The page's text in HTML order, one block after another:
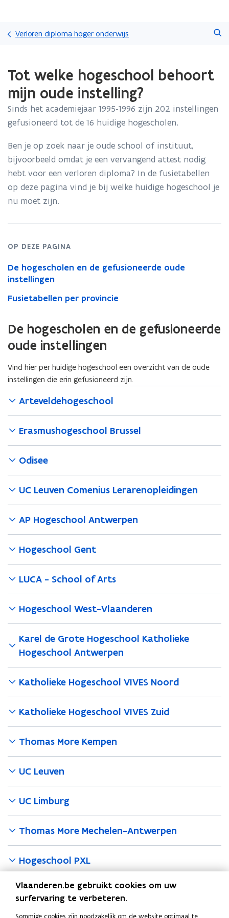
en
naar
gaan
Verloren diploma hoger onderwijs
met
laden.
bevindt
zich
op:
welke
hogeschool
behoort
mijn
oude
instelling?
Tot welke hogeschool behoort
mijn oude instelling?
Sinds het academiejaar 1995-1996 zijn 202 instellingen
gefusioneerd tot de 16 huidige hogescholen.
Ben je op zoek naar je oude school of instituut,
bijvoorbeeld omdat je een vervangend attest nodig
hebt voor een verloren diploma? In de fusietabellen
op deze pagina vind je bij welke huidige hogeschool je
nu moet zijn.
OP DEZE PAGINA
De hogescholen en de gefusioneerde oude
instellingen
Fusietabellen per provincie
De hogescholen en de gefusioneerde
oude instellingen
Vind hier per huidige hogeschool een overzicht van de oude
instellingen die erin gefusioneerd zijn.
Arteveldehogeschool
Erasmushogeschool Brussel
Odisee
UC Leuven Comenius Lerarenopleidingen
AP Hogeschool Antwerpen
Hogeschool Gent
LUCA - School of Arts
Hogeschool West-Vlaanderen
Karel de Grote Hogeschool Katholieke
Hogeschool Antwerpen
Katholieke Hogeschool VIVES Noord
Katholieke Hogeschool VIVES Zuid
Thomas More Kempen
UC Leuven
UC Limburg
Thomas More Mechelen-Antwerpen
Hogeschool PXL
Fusietabellen per provincie
Zoek je vroegere school of instituut in de alfabetische lijst
Vlaanderen.be gebruikt cookies om uw
surfervaring te verbeteren.
Sommige cookies zijn noodzakelijk om de website optimaal te